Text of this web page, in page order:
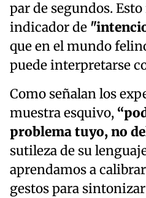
par de segundos.
indicador de
que en el mundo
puede interpretarse
Como señalan los
muestra esquivo,
problema tuyo, no
sutileza de su
aprendamos a
gestos para